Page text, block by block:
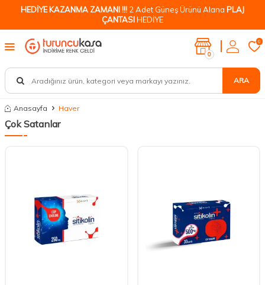
HEDİYE KAZANMA ZAMANI !!! 2 Adet Güneş Ürünü Alana PLAJ
ÇANTASIHEDİYE
ARA
0
0
Anasayfa Haver
Çok Satanlar